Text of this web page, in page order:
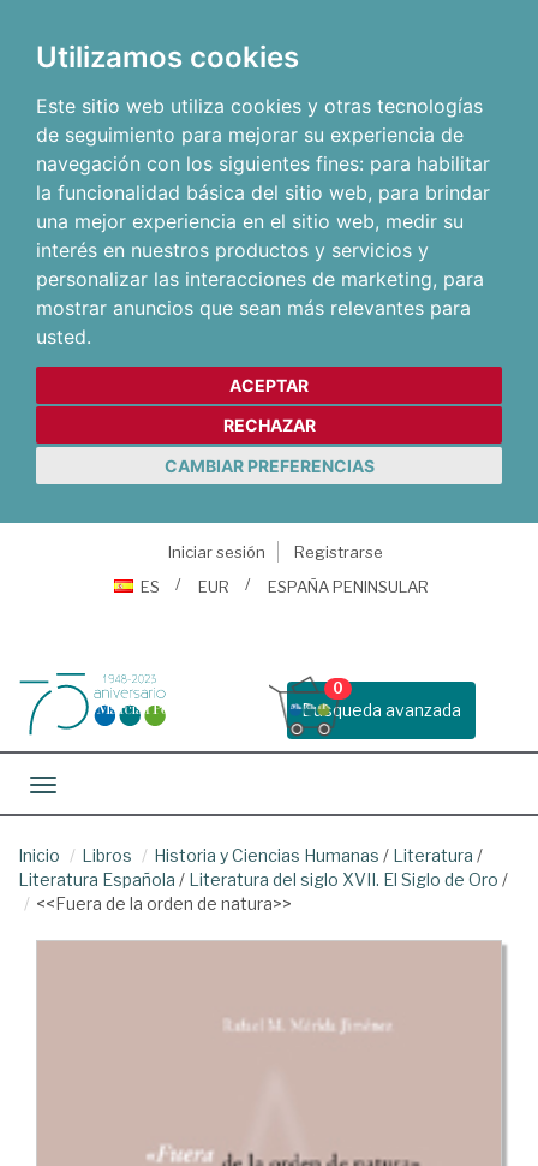
Utilizamos cookies
Este sitio web utiliza cookies y otras tecnologías
de seguimiento para mejorar su experiencia de
navegación con los siguientes fines: para habilitar
la funcionalidad básica del sitio web, para brindar
una mejor experiencia en el sitio web, medir su
interés en nuestros productos y servicios y
personalizar las interacciones de marketing, para
mostrar anuncios que sean más relevantes para
usted.
ACEPTAR
RECHAZAR
CAMBIAR PREFERENCIAS
Iniciar sesión
Registrarse
ES
EUR ESPAÑA PENINSULAR
Busqueda avanzada
0
Toggle navigation
Inicio Libros Historia y Ciencias Humanas / Literatura /
Literatura Española / Literatura del siglo XVII. El Siglo de Oro /
<<Fuera de la orden de natura>>